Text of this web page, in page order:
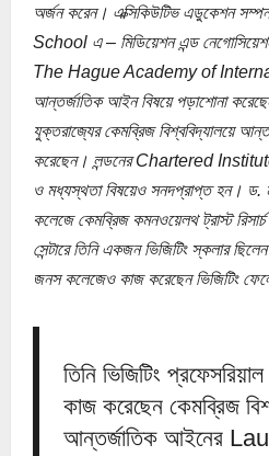
অর্জন করেন। এক্সিকিউটিভ এডুকেশন
School এ – মিডিয়েশন এন্ড নেগোসিয়েশন
The Hague Academy of
আন্তর্জাতিক আইন বিষয়ে পড়াশোনা
যুক্তরাজ্যের কেমব্রিজ বিশ্ববিদ্যালয়ে
করেছেন। লন্ডনের Chartered
ও মধ্যস্থতা বিষয়েও সনদপ্রাপ্ত হন। ড.
কলেজে কেমব্রিজ কমনওয়েলথ ট্রাস্ট
সেন্টারে তিনি একজন ভিজিটিং স্কলার
জনস কলেজেও কাজ করেছেন ভিজিটিং
তিনি ভিজিটিং
কাজ করেছেন কেমব্রিজ
আন্তর্জাতিক আইনের